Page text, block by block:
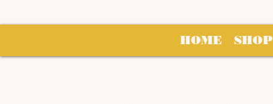
HOME SHOP